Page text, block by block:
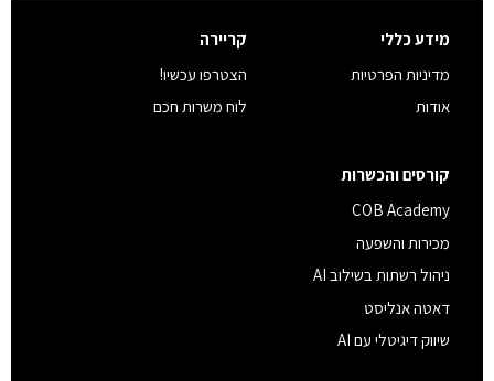
מידע כללי
מדיניות הפרטיות
אודות
קריירה
הצטרפו עכשיו!
לוח משרות חכם
קורסים והכשרות
COB Academy
מכירות והשפעה
ניהול רשתות בשילוב AI
דאטה אנליסט
שיווק דיגיטלי עם AI